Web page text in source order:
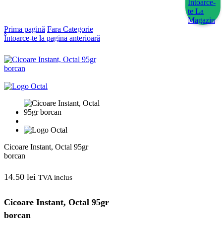
Întoarce-
te La
Magazin
Prima pagină Fara Categorie
Întoarce-te la pagina anterioară
Cicoare Instant, Octal 95gr
borcan
14.50 lei TVA inclus
Cicoare Instant, Octal 95gr
borcan